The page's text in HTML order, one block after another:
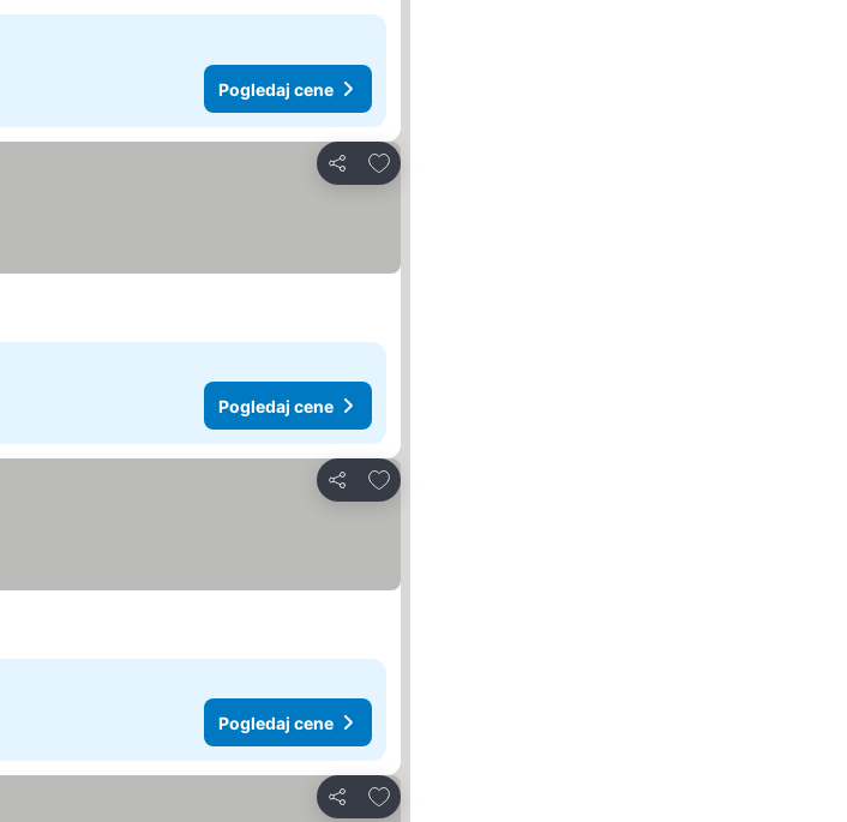
Pogledaj cene
Deli
Dodati u favorite
Pogledaj cene
Deli
Dodati u favorite
Pogledaj cene
Deli
Dodati u favorite